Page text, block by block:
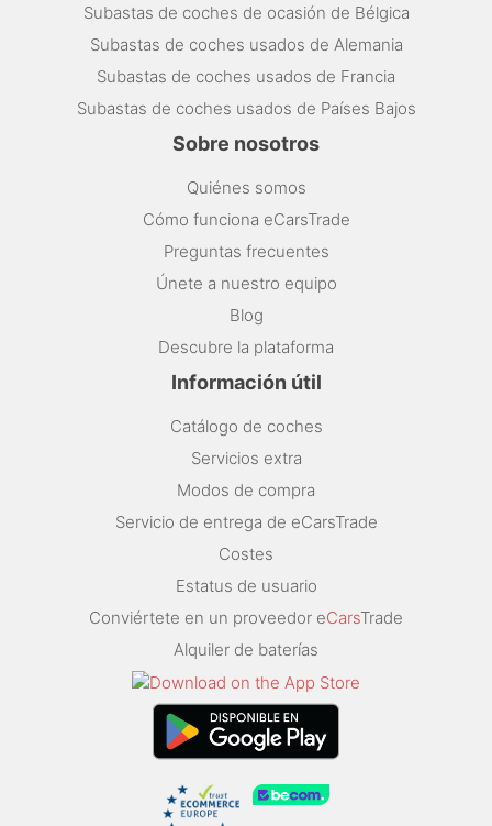
Subastas de coches de ocasión de Bélgica
Subastas de coches usados de Alemania
Subastas de coches usados de Francia
Subastas de coches usados de Países Bajos
Sobre nosotros
Quiénes somos
Cómo funciona eCarsTrade
Preguntas frecuentes
Únete a nuestro equipo
Blog
Descubre la plataforma
Información útil
Catálogo de coches
Servicios extra
Modos de compra
Servicio de entrega de eCarsTrade
Costes
Estatus de usuario
Conviértete en un proveedor eCarsTrade
Alquiler de baterías